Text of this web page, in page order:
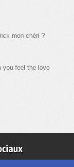
mon chéri ?
you feel the love